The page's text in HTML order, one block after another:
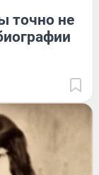
точно не